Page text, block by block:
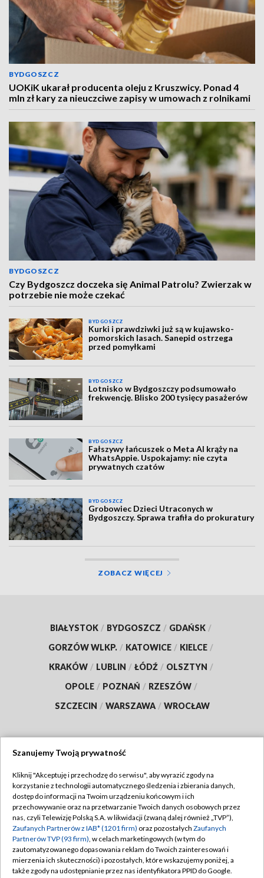
BYDGOSZCZ
UOKiK ukarał producenta oleju z Kruszwicy. Ponad 4
mln zł kary za nieuczciwe zapisy w umowach z rolnikami
BYDGOSZCZ
Czy Bydgoszcz doczeka się Animal Patrolu? Zwierzak w
potrzebie nie może czekać
BYDGOSZCZ
Kurki i prawdziwki już są w kujawsko-
pomorskich lasach. Sanepid ostrzega
przed pomyłkami
BYDGOSZCZ
Lotnisko w Bydgoszczy podsumowało
frekwencję. Blisko 200 tysięcy pasażerów
BYDGOSZCZ
Fałszywy łańcuszek o Meta AI krąży na
WhatsAppie. Uspokajamy: nie czyta
prywatnych czatów
BYDGOSZCZ
Grobowiec Dzieci Utraconych w
Bydgoszczy. Sprawa trafiła do prokuratury
ZOBACZ WIĘCEJ
BIAŁYSTOK / BYDGOSZCZ / GDAŃSK /
GORZÓW WLKP. / KATOWICE / KIELCE /
KRAKÓW / LUBLIN / ŁÓDŹ / OLSZTYN /
OPOLE / POZNAŃ / RZESZÓW /
SZCZECIN / WARSZAWA / WROCŁAW
TVP
Abonament TVP
Emisja w TVP
Centrum informacji TVP
Naziemna Telewizja Cyfrowa
Regulamin TVP
Polityka prywatności
Moje zgody
Pomoc
Szanujemy Twoją prywatność
Kliknij "Akceptuję i przechodzę do serwisu", aby wyrazić zgody na
korzystanie z technologii automatycznego śledzenia i zbierania danych,
dostęp do informacji na Twoim urządzeniu końcowym i ich
przechowywanie oraz na przetwarzanie Twoich danych osobowych przez
nas, czyli Telewizję Polską S.A. w likwidacji (zwaną dalej również „TVP”),
Zaufanych Partnerów z IAB* (1201 firm) oraz pozostałych Zaufanych
Partnerów TVP (93 firm), w celach marketingowych (w tym do
zautomatyzowanego dopasowania reklam do Twoich zainteresowań i
mierzenia ich skuteczności) i pozostałych, które wskazujemy poniżej, a
także zgody na udostępnianie przez nas identyfikatora PPID do Google.